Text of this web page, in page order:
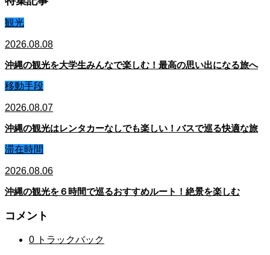
観光
2026.08.08
沖縄の観光を大学生みんなで楽しむ！最高の思い出になる旅へ
移動手段
2026.08.07
沖縄の観光はレンタカーなしでも楽しい！バスで巡る快適な旅
滞在時間
2026.08.06
沖縄の観光を６時間で巡るおすすめルート！絶景を楽しむ
コメント
0 トラックバック